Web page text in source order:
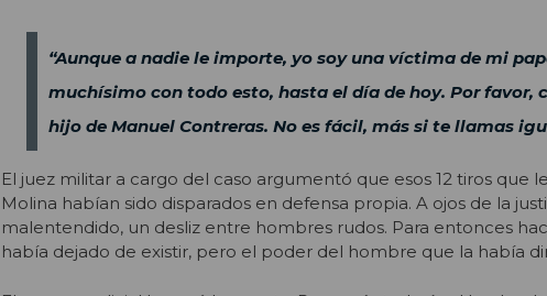
“Aunque a nadie le importe, yo soy una víctima de mi
muchísimo con todo esto, hasta el día de hoy. Por favor,
hijo de Manuel Contreras. No es fácil, más si te llamas
El juez militar a cargo del caso argumentó que esos 12 tiros que
Molina habían sido disparados en defensa propia. A ojos de la
malentendido, un desliz entre hombres rudos. Para entonces
había dejado de existir, pero el poder del hombre que la había